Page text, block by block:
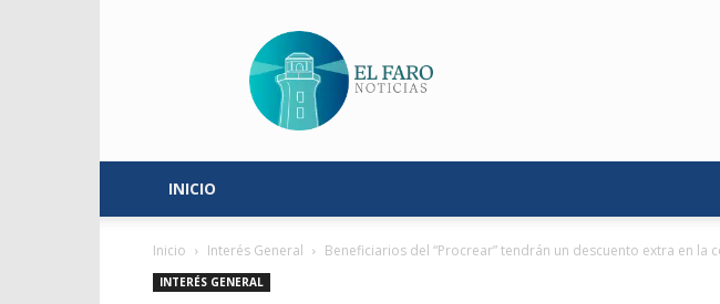
Faro
Noticias
INICIO
Inicio Interés General Beneficiarios del “Procrear” tendrán un descuento extra en la
INTERÉS GENERAL